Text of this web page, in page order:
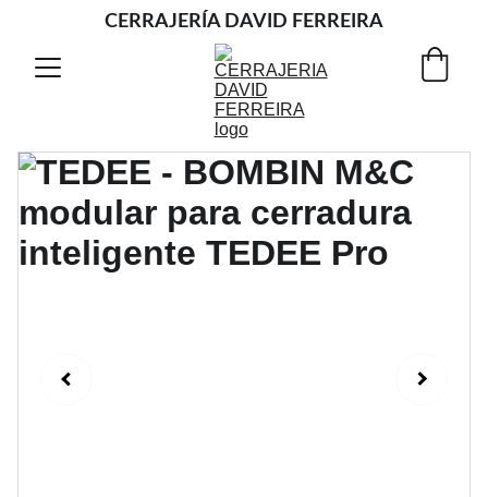
CERRAJERÍA DAVID FERREIRA